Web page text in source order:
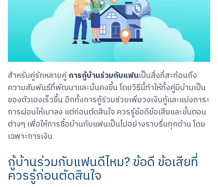
สำหรับคู่รักหลายคู่ การกู้บ้านร่วมกับแฟนเป็นสิ่งที่สะท้อนถึง
ความสัมพันธ์ที่พัฒนาและมั่นคงขึ้น โดยวิธีนี้ทำให้ทั้งคู่มีบ้านเป็น
ของตัวเองเร็วขึ้น อีกทั้งการกู้ร่วมช่วยเพิ่มวงเงินกู้และแบ่งภาระ
การผ่อนให้เบาลง แต่ก่อนตัดสินใจ ควรรู้ข้อดีข้อเสียและขั้นตอน
ต่างๆ เพื่อให้การซื้อบ้านกับแฟนเป็นไปอย่างราบรื่นทุกด้าน โดย
เฉพาะการเงิน
กู้บ้านร่วมกับแฟนดีไหม? ข้อดี ข้อเสียที่
ควรรู้ก่อนตัดสินใจ